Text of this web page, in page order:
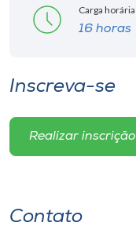
Carga horária
16 horas
Inscreva-se
Realizar inscrição
Contato